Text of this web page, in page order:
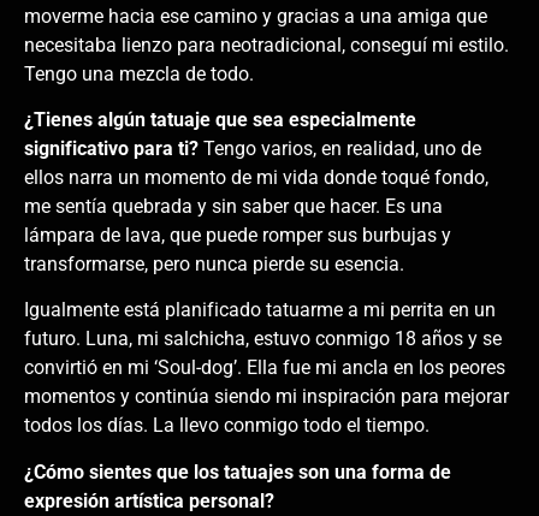
moverme hacia ese camino y gracias a una amiga que
necesitaba lienzo para neotradicional, conseguí mi estilo.
Tengo una mezcla de todo.
¿Tienes algún tatuaje que sea especialmente
significativo para ti? Tengo varios, en realidad, uno de
ellos narra un momento de mi vida donde toqué fondo,
me sentía quebrada y sin saber que hacer. Es una
lámpara de lava, que puede romper sus burbujas y
transformarse, pero nunca pierde su esencia.
Igualmente está planificado tatuarme a mi perrita en un
futuro. Luna, mi salchicha, estuvo conmigo 18 años y se
convirtió en mi ‘Soul-dog’. Ella fue mi ancla en los peores
momentos y continúa siendo mi inspiración para mejorar
todos los días. La llevo conmigo todo el tiempo.
¿Cómo sientes que los tatuajes son una forma de
expresión artística personal?